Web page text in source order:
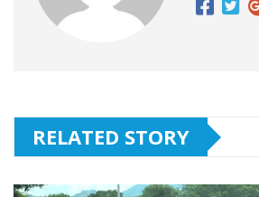
RELATED STORY